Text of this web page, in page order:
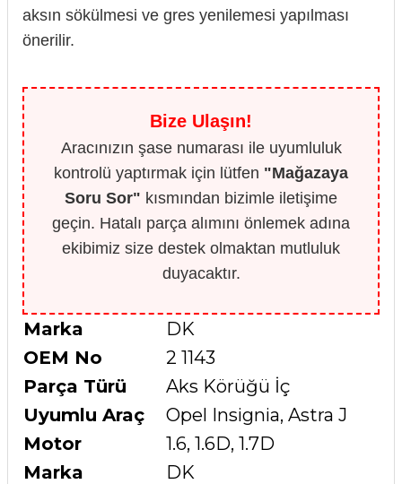
aksın sökülmesi ve gres yenilemesi yapılması
önerilir.
Bize Ulaşın!
Aracınızın şase numarası ile uyumluluk
kontrolü yaptırmak için lütfen "Mağazaya
Soru Sor" kısmından bizimle iletişime
geçin. Hatalı parça alımını önlemek adına
ekibimiz size destek olmaktan mutluluk
duyacaktır.
Marka
DK
OEM No
2 1143
Parça Türü
Aks Körüğü İç
Uyumlu Araç
Opel Insignia, Astra J
Motor
1.6, 1.6D, 1.7D
Marka
DK